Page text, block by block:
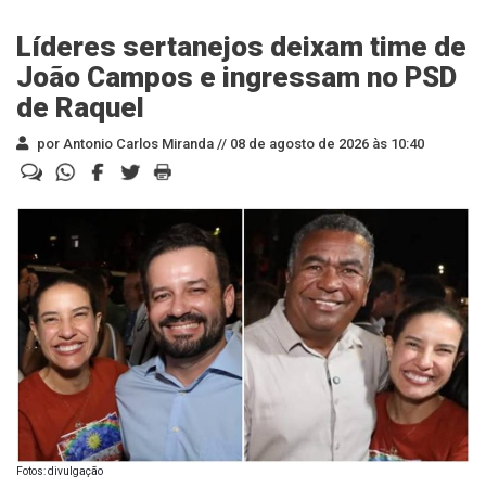
Líderes sertanejos deixam time de
João Campos e ingressam no PSD
de Raquel
por Antonio Carlos Miranda // 08 de agosto de 2026 às 10:40
Fotos: divulgação